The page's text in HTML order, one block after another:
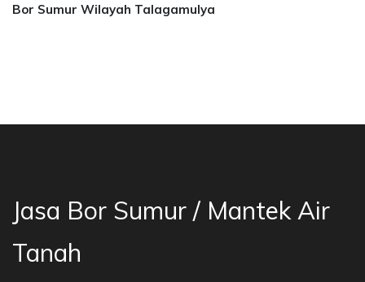
Bor Sumur Wilayah Talagamulya
Jasa Bor Sumur / Mantek Air
Tanah